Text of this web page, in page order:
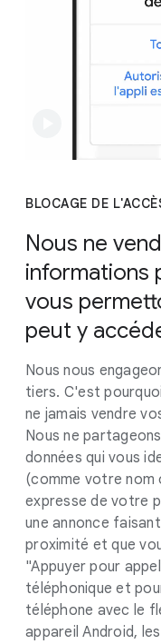
BLOCAGE DE
Nous ne
informations
vous
peut y
Nous nous
tiers. C'est
ne jamais vendre
Nous ne
données qui vous
(comme votre nom
expresse de votre
une annonce
proximité et que
"Appuyer pour
téléphonique et
téléphone avec le
appareil Android,